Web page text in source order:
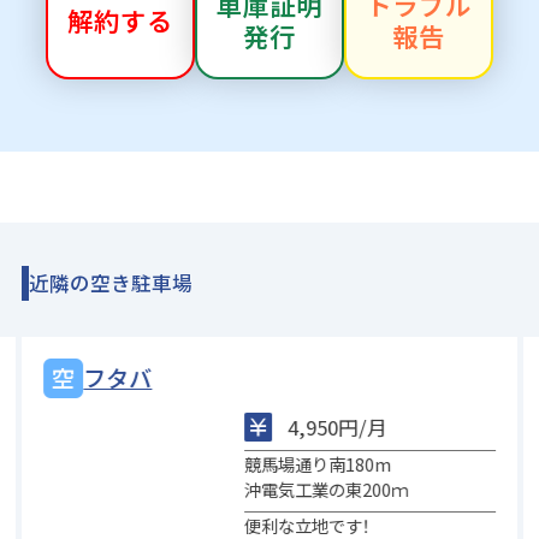
解約する
発行
報告
近隣の空き駐車場
フタバ
4,950円/月
競馬場通り南180m
沖電気工業の東200ｍ
便利な立地です！